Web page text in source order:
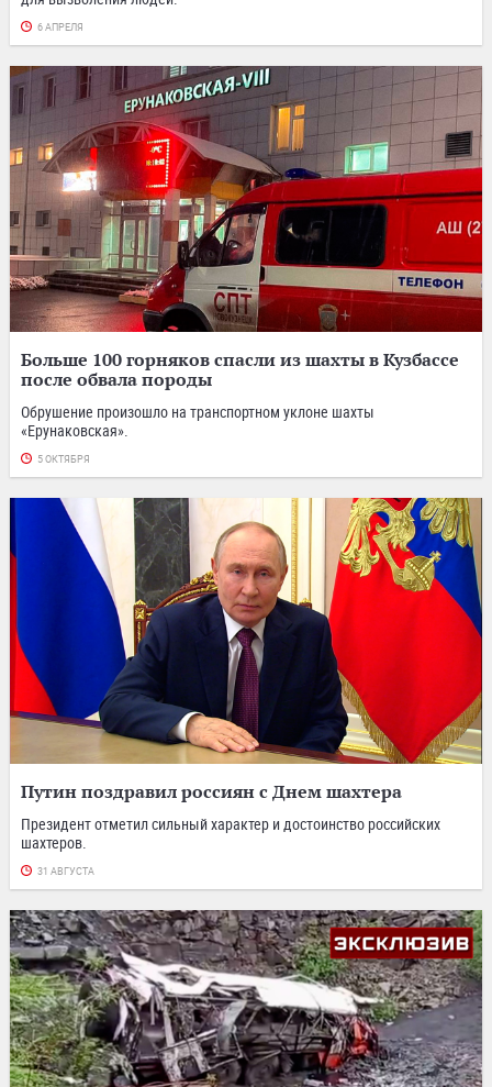
6 АПРЕЛЯ
Больше 100 горняков спасли из шахты в Кузбассе
после обвала породы
Обрушение произошло на транспортном уклоне шахты
«Ерунаковская».
5 ОКТЯБРЯ
Путин поздравил россиян с Днем шахтера
Президент отметил сильный характер и достоинство российских
шахтеров.
31 АВГУСТА